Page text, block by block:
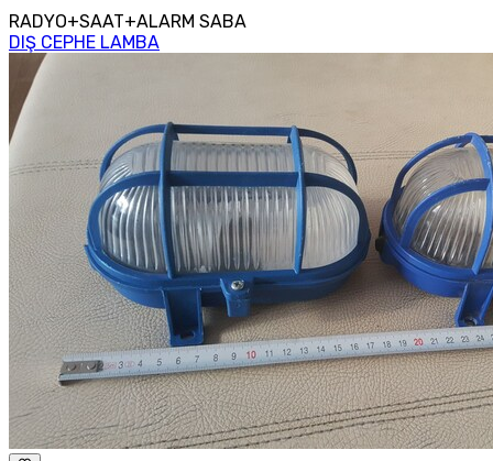
RADYO+SAAT+ALARM SABA
DIŞ CEPHE LAMBA